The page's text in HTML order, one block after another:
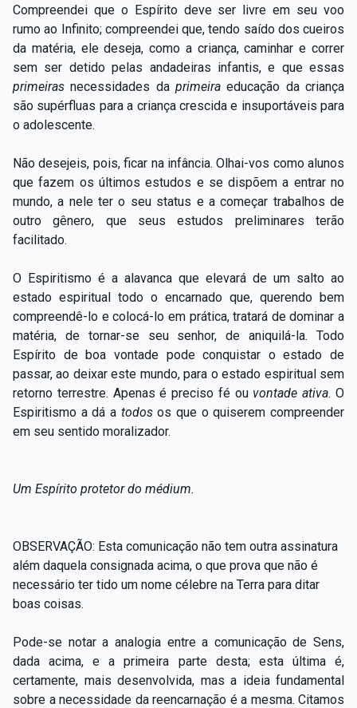
Compreendei que o Espírito deve ser livre em seu voo
rumo ao Infinito; compreendei que, tendo saído dos cueiros
da matéria, ele deseja, como a criança, caminhar e correr
sem ser detido pelas andadeiras infantis, e que essas
primeirasnecessidades daprimeiraeducação da criança
são supérfluas para a criança crescida e insuportáveis para
o adolescente.
Não desejeis, pois, ficar na infância. Olhai-vos como alunos
que fazem os últimos estudos e se dispõem a entrar no
mundo, a nele ter o seu status e a começar trabalhos de
outro gênero, que seus estudos preliminares terão
facilitado.
O Espiritismo é a alavanca que elevará de um salto ao
estado espiritual todo o encarnado que, querendo bem
compreendê-lo e colocá-lo em prática, tratará de dominar a
matéria, de tornar-se seu senhor, de aniquilá-la. Todo
Espírito de boa vontade pode conquistar o estado de
passar, ao deixar este mundo, para o estado espiritual sem
retorno terrestre. Apenas é preciso fé ou vontade ativa. O
Espiritismo a dá a todosos que o quiserem compreender
em seu sentido moralizador.
Um Espírito protetor do médium.
OBSERVAÇÃO: Esta comunicação não tem outra assinatura
além daquela consignada acima, o que prova que não é
necessário ter tido um nome célebre na Terra para ditar
boas coisas.
Pode-se notar a analogia entre a comunicação de Sens,
dada acima, e a primeira parte desta; esta última é,
certamente, mais desenvolvida, mas a ideia fundamental
sobre a necessidade da reencarnação é a mesma. Citamos